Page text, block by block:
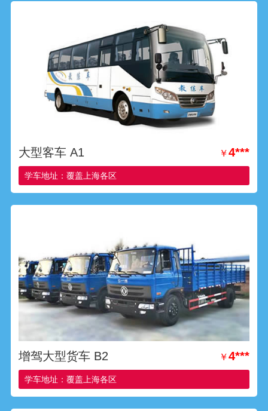
大型客车 A1 ￥4***
学车地址：覆盖上海各区
增驾大型货车 B2 ￥4***
学车地址：覆盖上海各区